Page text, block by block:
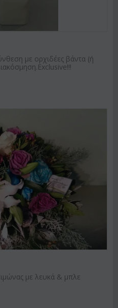
με ορχιδέες βάντα (ή
με λευκά & μπλε